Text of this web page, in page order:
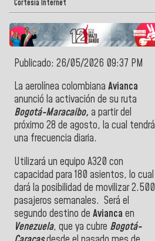
Cortesía Internet
Publicado: 26/05/2026 09:37 PM
La aerolínea colombiana Avianca
anunció la activación de su ruta
Bogotá-Maracaibo, a partir del
próximo 28 de agosto, la cual tendrá
una frecuencia diaria.
Utilizará un equipo A320 con
capacidad para 180 asientos, lo cual
dará la posibilidad de movilizar 2.500
pasajeros semanales. Será el
segundo destino de Avianca en
Venezuela, que ya cubre Bogotá-